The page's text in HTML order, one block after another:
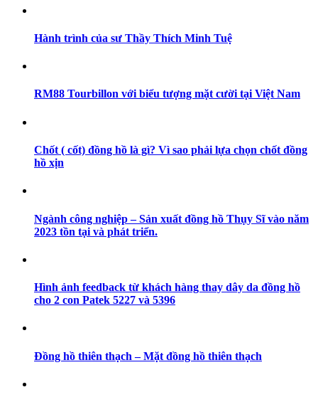
Hành trình của sư Thầy Thích Minh Tuệ
RM88 Tourbillon với biểu tượng mặt cười tại Việt Nam
Chốt ( cốt) đồng hồ là gì? Vì sao phải lựa chọn chốt đồng
hồ xịn
Ngành công nghiệp – Sản xuất đồng hồ Thụy Sĩ vào năm
2023 tồn tại và phát triển.
Hình ảnh feedback từ khách hàng thay dây da đồng hồ
cho 2 con Patek 5227 và 5396
Đồng hồ thiên thạch – Mặt đồng hồ thiên thạch